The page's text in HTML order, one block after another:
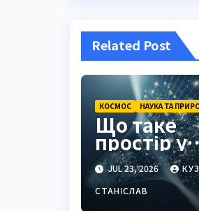
Related Post
КОСМОС НАУКА ТА
Що таке
простір у
філософії,
фізиці та
JUL 23, 2026
СТАНІСЛАВ